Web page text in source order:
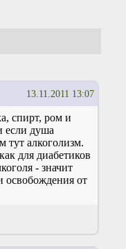
13.11.2011 13:07
спирт, ром и
если душа
тут алкоголизм.
для диабетиков
- значит
освобождения от